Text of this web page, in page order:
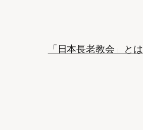
「日本長老教会」とは